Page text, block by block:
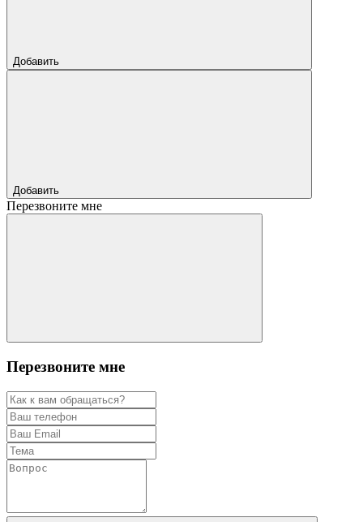
Добавить
Добавить
Перезвоните мне
Перезвоните мне